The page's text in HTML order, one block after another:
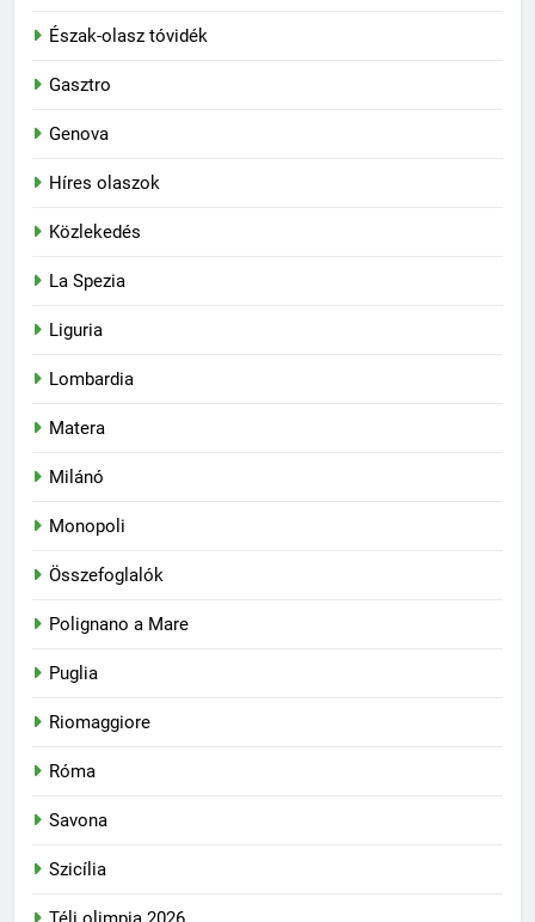
Észak-olasz tóvidék
Gasztro
Genova
Híres olaszok
Közlekedés
La Spezia
Liguria
Lombardia
Matera
Milánó
Monopoli
Összefoglalók
Polignano a Mare
Puglia
Riomaggiore
Róma
Savona
Szicília